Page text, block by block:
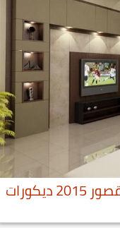
اروع الديكورات 2014 ديكورات القصور 2015 ديكورات